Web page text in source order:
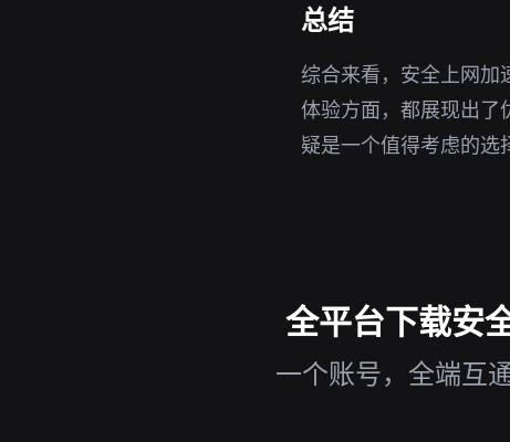
总结
综合来看，安全上网加
体验方面，都展现出了
疑是一个值得考虑的选
全平台下载安
一个账号，全端互